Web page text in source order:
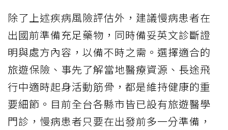
除了上述疾病風險評估外，建議慢病患者在
出國前準備充足藥物，同時備妥英文診斷證
明與處方內容，以備不時之需。選擇適合的
旅遊保險、事先了解當地醫療資源、長途飛
行中適時起身活動筋骨，都是維持健康的重
要細節。目前全台各縣市皆已設有旅遊醫學
門診，慢病患者只要在出發前多一分準備，